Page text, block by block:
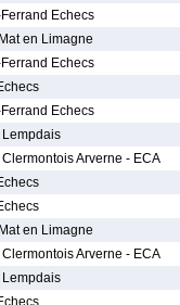
Echecs
en Limagne
Echecs
Echecs
Lempdais
Arverne - ECA
en Limagne
Arverne - ECA
Lempdais